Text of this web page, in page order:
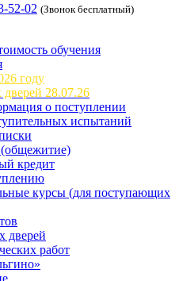
52-02 (Звонок бесплатный)
обучения
году
28.07.26
о поступлении
испытаний
(общежитие)
кредит
курсы (для поступающих
дверей
работ